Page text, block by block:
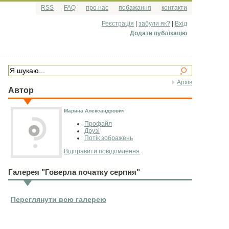
RSS FAQ про нас побажання контакти
Реєстрація забули як?
Вхід
Додати публікацію
Архів
Автор
Марина Александрович
Профайл
Друзі
Потік зображень
Відправити повідомлення
Галерея "Говерла початку серпня"
Переглянути всю галерею